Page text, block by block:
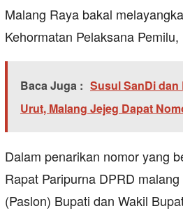
Malang Raya bakal
Kehormatan Pelaksana Pemilu,
Baca Juga : Susul SanDi dan
Urut, Malang Jejeg Dapat
Dalam penarikan nomor yang
Rapat Paripurna DPRD
(Paslon) Bupati dan Wakil